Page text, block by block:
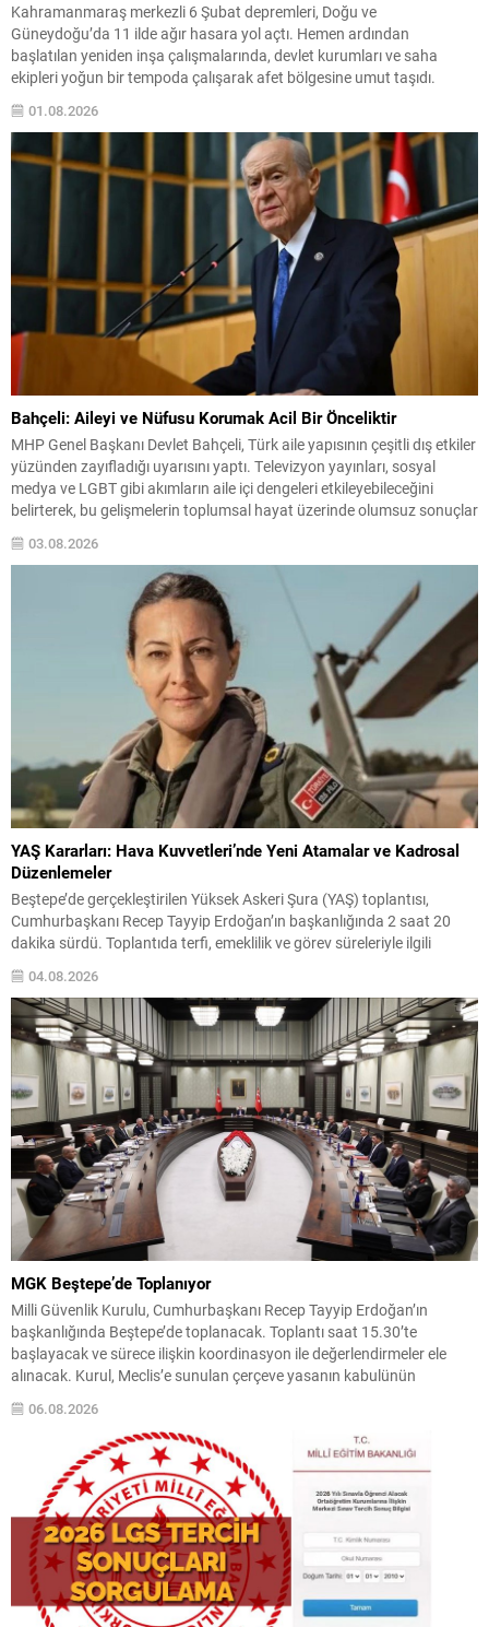
Kahramanmaraş merkezli 6 Şubat depremleri, Doğu ve
Güneydoğu’da 11 ilde ağır hasara yol açtı. Hemen ardından
başlatılan yeniden inşa çalışmalarında, devlet kurumları ve saha
ekipleri yoğun bir tempoda çalışarak afet bölgesine umut taşıdı.
Çevre, Şehircilik ve İklim Değişikliği Bakanlığı koordinasyonunda
yürütülen projeler sayesinde binlerce aileye yeni yaşam alanları
sunuldu; bu...
01.08.2026
Bahçeli: Aileyi ve Nüfusu Korumak Acil Bir Önceliktir
MHP Genel Başkanı Devlet Bahçeli, Türk aile yapısının çeşitli dış etkiler
yüzünden zayıfladığı uyarısını yaptı. Televizyon yayınları, sosyal
medya ve LGBT gibi akımların aile içi dengeleri etkileyebileceğini
belirterek, bu gelişmelerin toplumsal hayat üzerinde olumsuz sonuçlar
doğurabileceğini ifade etti. Bahçeli, ailenin bir milletin varlığını
sürdüren en temel kurumu olduğunu vurguladı. Ailenin...
03.08.2026
YAŞ Kararları: Hava Kuvvetleri’nde Yeni Atamalar ve Kadrosal
Düzenlemeler
Beştepe’de gerçekleştirilen Yüksek Askeri Şura (YAŞ) toplantısı,
Cumhurbaşkanı Recep Tayyip Erdoğan’ın başkanlığında 2 saat 20
dakika sürdü. Toplantıda terfi, emeklilik ve görev süreleriyle ilgili
üst düzey rütbelerdeki değişiklikler açıklandı; atama ve süre
uzatmaları ile bazı personelin emekliliğe sevkleri belirlendi. Hava
Kuvvetleri...
04.08.2026
MGK Beştepe’de Toplanıyor
Milli Güvenlik Kurulu, Cumhurbaşkanı Recep Tayyip Erdoğan’ın
başkanlığında Beştepe’de toplanacak. Toplantı saat 15.30’te
başlayacak ve sürece ilişkin koordinasyon ile değerlendirmeler ele
alınacak. Kurul, Meclis’e sunulan çerçeve yasanın kabulünün
görev yapacak. Koordinasyon ve İstihbarat Değerlendirmeleri
Toplantıda, süreçte görev alan kurumlarla eş güdüm...
06.08.2026